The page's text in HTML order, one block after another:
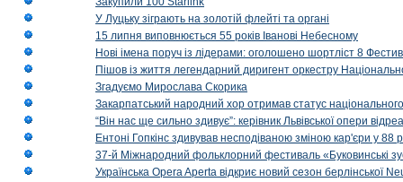
У Луцьку зіграють на золотій флейті та органі
15 липня виповнюється 55 років Іванові Небесному
Нові імена поруч із лідерами: оголошено шортліст 8
Пішов із життя легендарний диригент оркестру
Згадуємо Мирослава Скорика
Закарпатський народний хор отримав статус національного
“Він нас ще сильно здивує”: керівник Львівської опери
Ентоні Гопкінс здивував несподіваною зміною кар'єри у 88
37-й Міжнародний фольклорний фестиваль «Буковинські
Українська Opera Aperta відкриє новий сезон берлінської